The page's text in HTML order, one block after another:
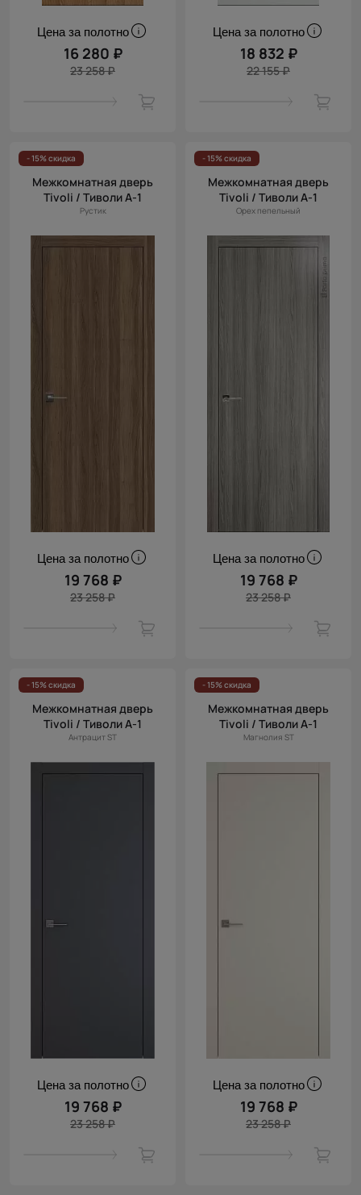
Цена за полотно
16 280 ₽
23 258 ₽
Цена за полотно
18 832 ₽
22 155 ₽
- 15% скидка
Межкомнатная дверь
Tivoli / Тиволи А-1
Рустик
Цена за полотно
19 768 ₽
23 258 ₽
- 15% скидка
Межкомнатная дверь
Tivoli / Тиволи А-1
Орех пепельный
Цена за полотно
19 768 ₽
23 258 ₽
- 15% скидка
Межкомнатная дверь
Tivoli / Тиволи А-1
Антрацит ST
Цена за полотно
19 768 ₽
23 258 ₽
- 15% скидка
Межкомнатная дверь
Tivoli / Тиволи А-1
Магнолия ST
Цена за полотно
19 768 ₽
23 258 ₽